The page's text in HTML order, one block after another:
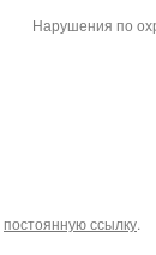
Нарушения по
постоянную ссылку.